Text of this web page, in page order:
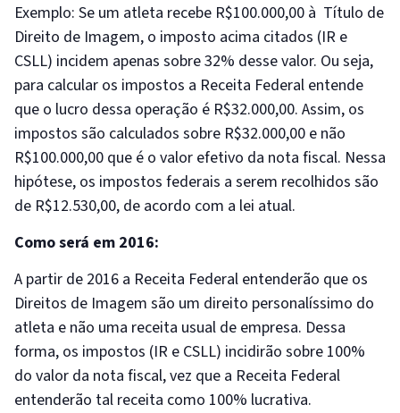
Exemplo: Se um atleta recebe R$100.000,00 à Título de
Direito de Imagem, o imposto acima citados (IR e
CSLL) incidem apenas sobre 32% desse valor. Ou seja,
para calcular os impostos a Receita Federal entende
que o lucro dessa operação é R$32.000,00. Assim, os
impostos são calculados sobre R$32.000,00 e não
R$100.000,00 que é o valor efetivo da nota fiscal. Nessa
hipótese, os impostos federais a serem recolhidos são
de R$12.530,00, de acordo com a lei atual.
Como será em 2016:
A partir de 2016 a Receita Federal entenderão que os
Direitos de Imagem são um direito personalí­ssimo do
atleta e não uma receita usual de empresa. Dessa
forma, os impostos (IR e CSLL) incidirão sobre 100%
do valor da nota fiscal, vez que a Receita Federal
entenderão tal receita como 100% lucrativa.